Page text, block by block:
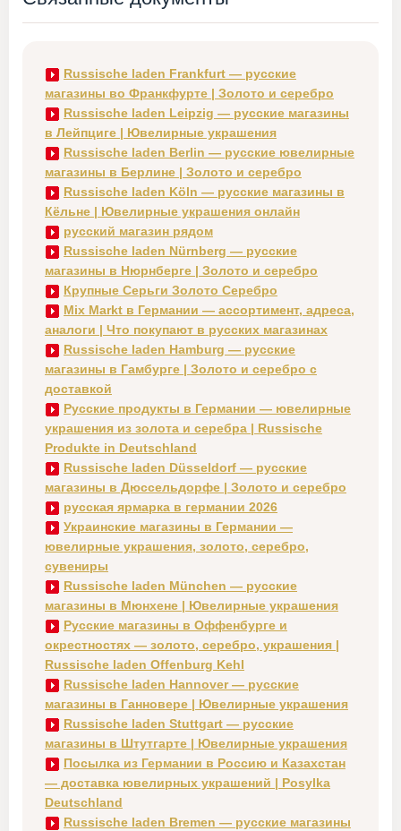
Russische laden Frankfurt — русские
магазины во Франкфурте | Золото и серебро
Russische laden Leipzig — русские магазины
в Лейпциге | Ювелирные украшения
Russische laden Berlin — русские ювелирные
магазины в Берлине | Золото и серебро
Russische laden Köln — русские магазины в
Кёльне | Ювелирные украшения онлайн
русский магазин рядом
Russische laden Nürnberg — русские
магазины в Нюрнберге | Золото и серебро
Крупные Серьги Золото Серебро
Mix Markt в Германии — ассортимент, адреса,
аналоги | Что покупают в русских магазинах
Russische laden Hamburg — русские
магазины в Гамбурге | Золото и серебро с
доставкой
Русские продукты в Германии — ювелирные
украшения из золота и серебра | Russische
Produkte in Deutschland
Russische laden Düsseldorf — русские
магазины в Дюссельдорфе | Золото и серебро
русская ярмарка в германии 2026
Украинские магазины в Германии —
ювелирные украшения, золото, серебро,
сувениры
Russische laden München — русские
магазины в Мюнхене | Ювелирные украшения
Русские магазины в Оффенбурге и
окрестностях — золото, серебро, украшения |
Russische laden Offenburg Kehl
Russische laden Hannover — русские
магазины в Ганновере | Ювелирные украшения
Russische laden Stuttgart — русские
магазины в Штутгарте | Ювелирные украшения
Посылка из Германии в Россию и Казахстан
— доставка ювелирных украшений | Posylka
Deutschland
Russische laden Bremen — русские магазины